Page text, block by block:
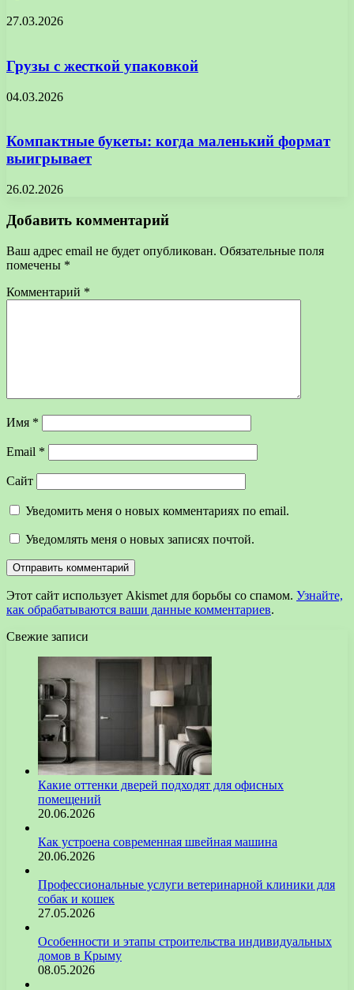
27.03.2026
Грузы с жесткой упаковкой
04.03.2026
Компактные букеты: когда маленький формат
выигрывает
26.02.2026
Добавить комментарий
Ваш адрес email не будет опубликован. Обязательные поля
помечены *
Комментарий *
Имя *
Email *
Сайт
Уведомить меня о новых комментариях по email.
Уведомлять меня о новых записях почтой.
Этот сайт использует Akismet для борьбы со спамом. Узнайте,
как обрабатываются ваши данные комментариев.
Свежие записи
Какие оттенки дверей подходят для офисных
помещений
20.06.2026
Как устроена современная швейная машина
20.06.2026
Профессиональные услуги ветеринарной клиники для
собак и кошек
27.05.2026
Особенности и этапы строительства индивидуальных
домов в Крыму
08.05.2026